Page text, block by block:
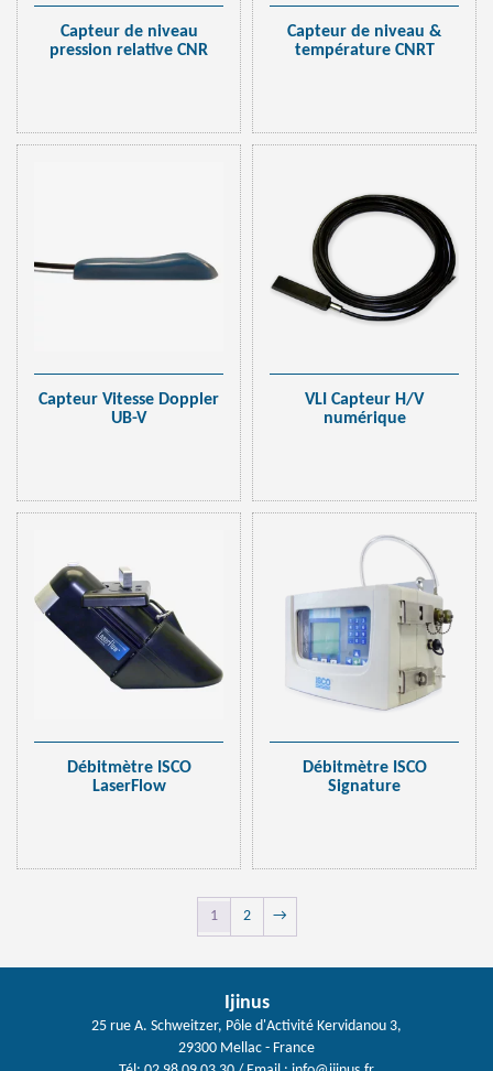
Capteur de niveau
pression relative CNR
Capteur de niveau &
température CNRT
Capteur Vitesse Doppler
UB-V
VLI Capteur H/V
numérique
Débitmètre ISCO
LaserFlow
Débitmètre ISCO
Signature
1 2 →
Ijinus
25 rue A. Schweitzer, Pôle d'Activité Kervidanou 3,
29300 Mellac - France